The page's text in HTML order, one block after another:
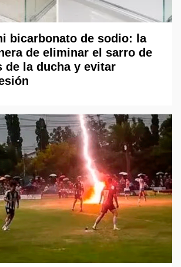
bicarbonato de sodio: la
de eliminar el sarro de
de la ducha y evitar